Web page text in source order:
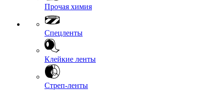
Прочая химия
Спецленты
Клейкие ленты
Стреп-ленты